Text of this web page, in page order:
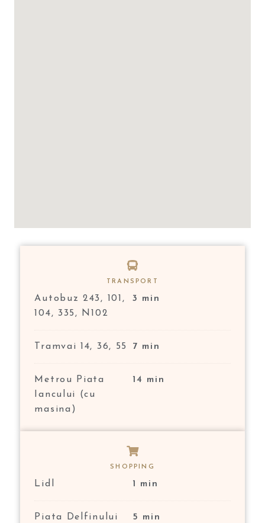
TRANSPORT
Autobuz 243, 101,
104, 335, N102
3 min
Tramvai 14, 36, 55 7 min
Metrou Piata
Iancului (cu
masina)
14 min
SHOPPING
Lidl 1 min
Piata Delfinului 5 min